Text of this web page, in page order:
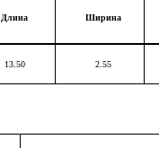
Длина Ширина
13.50 2.55